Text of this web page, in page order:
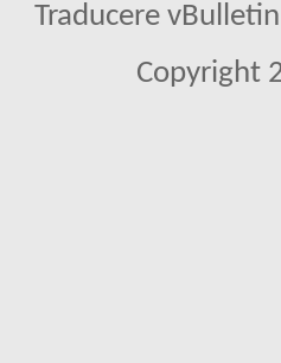
Traducere
Copyright